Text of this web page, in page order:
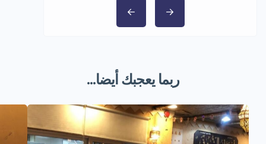
ربما يعجبك أيضا...